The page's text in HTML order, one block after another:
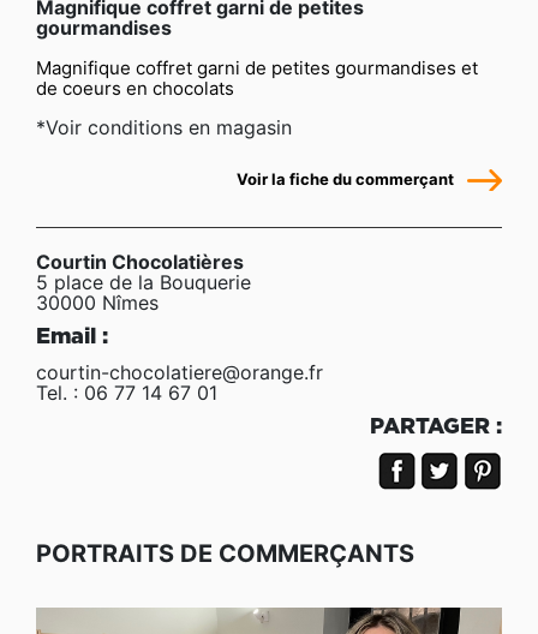
Magnifique coffret garni de petites
gourmandises
Magnifique coffret garni de petites gourmandises et
de coeurs en chocolats
*Voir conditions en magasin
Voir la fiche du commerçant
Courtin Chocolatières
5 place de la Bouquerie
30000 Nîmes
Email :
courtin-chocolatiere@orange.fr
Tel. : 06 77 14 67 01
PARTAGER :
PORTRAITS DE COMMERÇANTS